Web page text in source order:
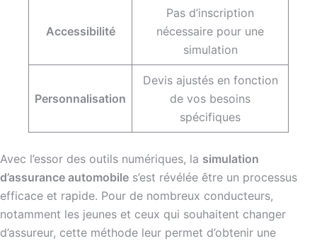
Accessibilité
Pas d’inscription
nécessaire pour une
simulation
Personnalisation
Devis ajustés en fonction
de vos besoins
spécifiques
Avec l’essor des outils numériques, la simulation
d’assurance automobile s’est révélée être un processus
efficace et rapide. Pour de nombreux conducteurs,
notamment les jeunes et ceux qui souhaitent changer
d’assureur, cette méthode leur permet d’obtenir une